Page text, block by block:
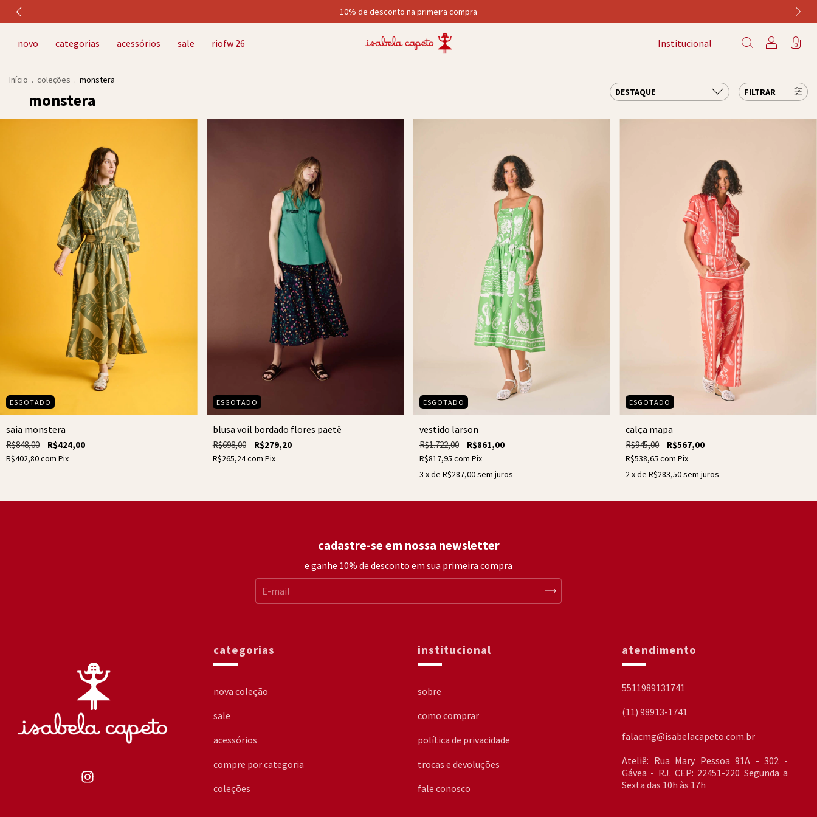
10% de desconto na primeira compra
novo categorias acessórios sale riofw 26 Institucional 0
Início . coleções . monstera
monstera FILTRAR
ESGOTADO
saia monstera
R$848,00 R$424,00
R$402,80com Pix
ESGOTADO
blusa voil bordado flores paetê
R$698,00 R$279,20
R$265,24com Pix
ESGOTADO
vestido larson
R$1.722,00 R$861,00
R$817,95 com Pix
3 x de R$287,00sem juros
ESGOTADO
calça mapa
R$945,00 R$567,00
R$538,65com Pix
2x deR$283,50sem juros
cadastre-se em nossa newsletter
e ganhe 10% de desconto em sua primeira compra
categorias
nova coleção
sale
acessórios
compre por categoria
coleções
institucional
sobre
como comprar
política de privacidade
trocas e devoluções
fale conosco
atendimento
5511989131741
(11) 98913-1741
falacmg@isabelacapeto.com.br
Ateliê: Rua Mary Pessoa 91A - 302 -
Gávea - RJ. CEP: 22451-220 Segunda a
Sexta das 10h às 17h